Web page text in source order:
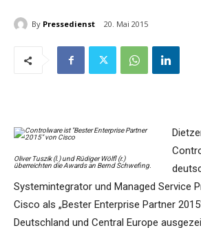
By Pressedienst 20. Mai 2015
Oliver Tuszik (l.) und Rüdiger Wölfl (r.)
überreichten die Awards an Bernd Schwefing.
Systemintegrator und Managed Service
Cisco als „Bester Enterprise Partner
Deutschland und Central Europe